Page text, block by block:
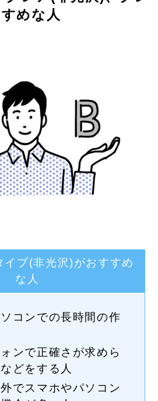
めな人
イプ(非光沢)がおすすめ
な人
コンでの長時間の作
ンで正確さが求めら
どをする人
でスマホやパソコン